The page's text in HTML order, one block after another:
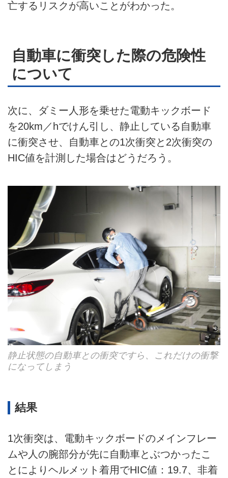
亡するリスクが高いことがわかった。
自動車に衝突した際の危険性
について
次に、ダミー人形を乗せた電動キックボード
を20km／hでけん引し、静止している自動車
に衝突させ、自動車との1次衝突と2次衝突の
HIC値を計測した場合はどうだろう。
静止状態の自動車との衝突ですら、これだけの衝撃
になってしまう
結果
1次衝突は、電動キックボードのメインフレー
ムや人の腕部分が先に自動車とぶつかったこ
とによりヘルメット着用でHIC値：19.7、非着